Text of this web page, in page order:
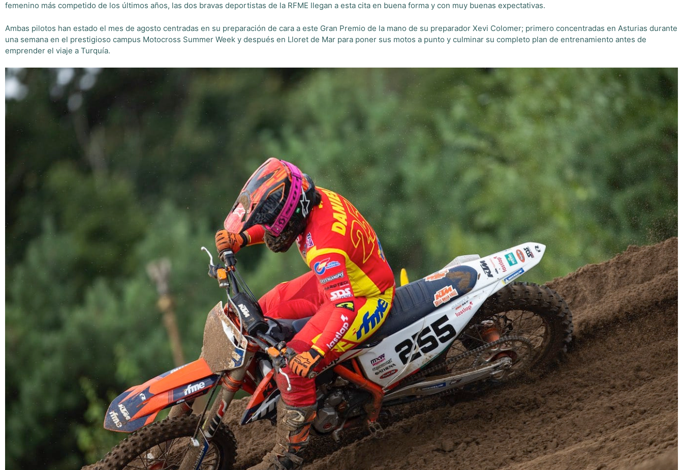
femenino más competido de los últimos años, las dos bravas deportistas de la RFME llegan a esta cita en buena forma y con muy buenas expectativas.
Ambas pilotos han estado el mes de agosto centradas en su preparación de cara a este Gran Premio de la mano de su preparador Xevi Colomer; primero concentradas en Asturias durante
una semana en el prestigioso campus Motocross Summer Week y después en Lloret de Mar para poner sus motos a punto y culminar su completo plan de entrenamiento antes de
emprender el viaje a Turquía.